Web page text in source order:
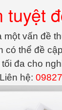
tuyệt
một vấn đề
có thể đề
đa cho
hệ: